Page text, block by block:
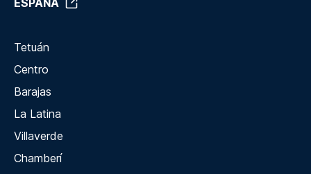
Tetuán
Centro
Barajas
La Latina
Villaverde
Chamberí